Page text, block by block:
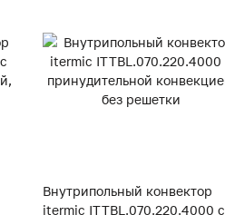
Внутрипольный конвектор
itermic ITTBL.070.220.4000 с